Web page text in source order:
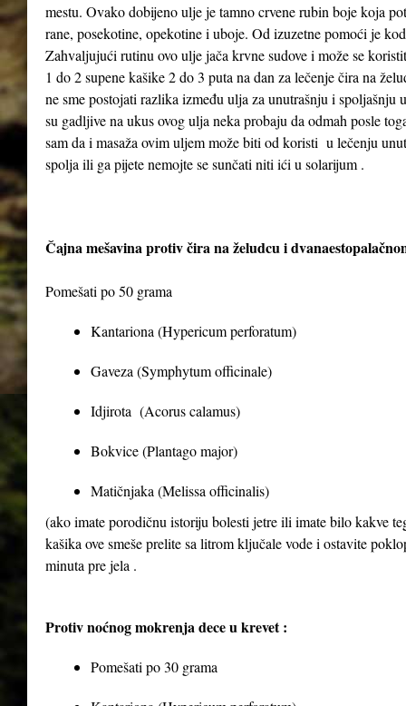
mestu. Ovako dobijeno ulje je tamno crvene rubin boje koja
rane, posekotine, opekotine i uboje. Od izuzetne pomoći je
Zahvaljujući rutinu ovo ulje jača krvne sudove i može se
1 do 2 supene kašike 2 do 3 puta na dan za lečenje čira na
ne sme postojati razlika između ulja za unutrašnju i spoljašnju
su gadljive na ukus ovog ulja neka probaju da odmah posle
sam da i masaža ovim uljem može biti od koristi u lečenju
spolja ili ga pijete nemojte se sunčati niti ići u solarijum .
Čajna mešavina protiv čira na želudcu i
Pomešati po 50 grama
Kantariona (Hypericum perforatum)
Gaveza (Symphytum officinale)
Idjirota (Acorus calamus)
Bokvice (Plantago major)
Matičnjaka (Melissa officinalis)
(ako imate porodičnu istoriju bolesti jetre ili imate bilo kakve
kašika ove smeše prelite sa litrom ključale vode i ostavite
minuta pre jela .
Protiv noćnog mokrenja dece u krevet :
Pomešati po 30 grama